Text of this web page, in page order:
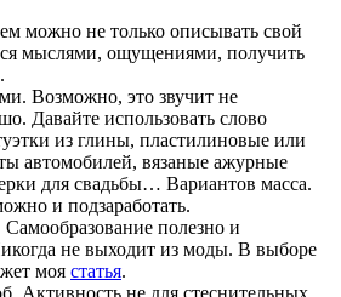
можно не только описывать свой
мыслями, ощущениями, получить
Возможно, это звучит не
Давайте использовать слово
из глины, пластилиновые или
автомобилей, вязаные ажурные
для свадьбы… Вариантов масса.
и подзаработать.
полезно и
не выходит из моды. В выборе
моя статья.
Активность не для стеснительных.